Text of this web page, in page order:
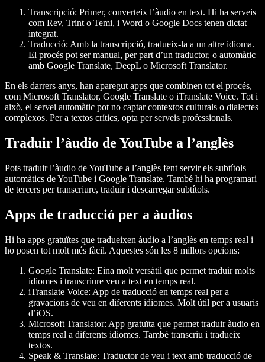
Transcripció: Primer, converteix l’àudio en text. Hi ha serveis
com Rev, Trint o Temi, i Word o Google Docs tenen dictat
integrat.
Traducció: Amb la transcripció, tradueix-la a un altre idioma.
El procés pot ser manual, per part d’un traductor, o automàtic
amb Google Translate, DeepL o Microsoft Translator.
En els darrers anys, han aparegut apps que combinen tot el procés,
com Microsoft Translator, Google Translate o iTranslate Voice. Tot i
això, el servei automàtic pot no captar contextos culturals o dialectes
complexos. Per a textos crítics, opta per serveis professionals.
Traduir l’àudio de YouTube a l’anglès
Pots traduir l’àudio de YouTube a l’anglès fent servir els subtítols
automàtics de YouTube i Google Translate. També hi ha programari
de tercers per transcriure, traduir i descarregar subtítols.
Apps de traducció per a àudios
Hi ha apps gratuïtes que tradueixen àudio a l’anglès en temps real i
ho posen tot molt més fàcil. Aquestes són les 8 millors opcions:
Google Translate: Eina molt versàtil que permet traduir molts
idiomes i transcriure veu a text en temps real.
iTranslate Voice: App de traducció en temps real per a
gravacions de veu en diferents idiomes. Molt útil per a usuaris
d’iOS.
Microsoft Translator: App gratuïta que permet traduir àudio en
temps real a diferents idiomes. També transcriu i tradueix
textos.
Speak & Translate: Traductor de veu i text amb traducció de